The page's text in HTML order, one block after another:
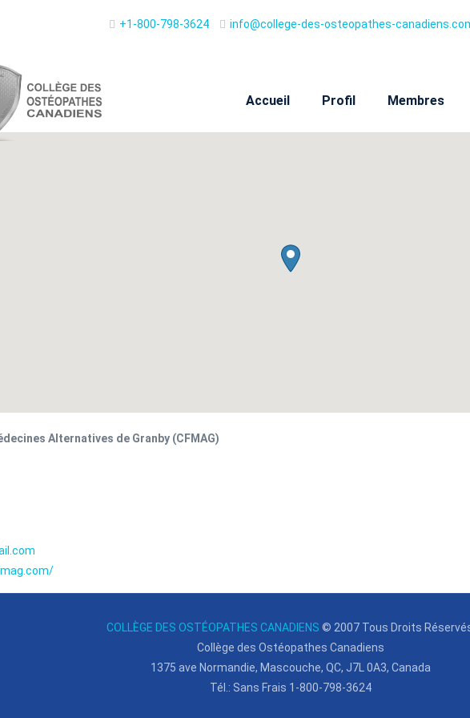
+1-800-798-3624 info@college-des-osteopathes-
Accueil Profil Membres
Alternatives de Granby (CFMAG)
COLLÈGE DES OSTÉOPATHES CANADIENS © 2007Tous Droits
Collège des Ostéopathes Canadiens
1375 ave Normandie, Mascouche, QC, J7L 0A3, Canada
Tél.: Sans Frais 1-800-798-3624